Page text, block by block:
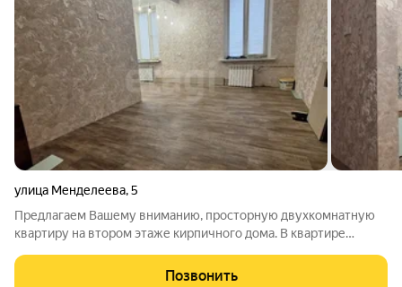
улица Менделеева,5
Предлагаем Вашему вниманию, просторную двухкомнатную
квартиру на втором этаже кирпичного дома. В квартире
заменены коммуникации, радиаторы отопления, электрика,
Позвонить